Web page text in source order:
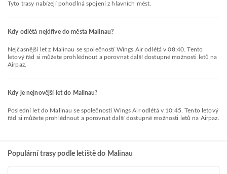
Tyto trasy nabízejí pohodlná spojení z hlavních měst.
Kdy odlétá nejdříve do města Malinau?
Nejčasnější let z Malinau se společností Wings Air odlétá v 08:40. Tento
letový řád si můžete prohlédnout a porovnat další dostupné možnosti letů na
Airpaz.
Kdy je nejnovější let do Malinau?
Poslední let do Malinau se společností Wings Air odlétá v 10:45. Tento letový
řád si můžete prohlédnout a porovnat další dostupné možnosti letů na Airpaz.
Populární trasy podle letiště do Malinau